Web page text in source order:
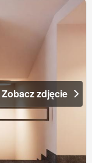
Zobacz zdjęcie